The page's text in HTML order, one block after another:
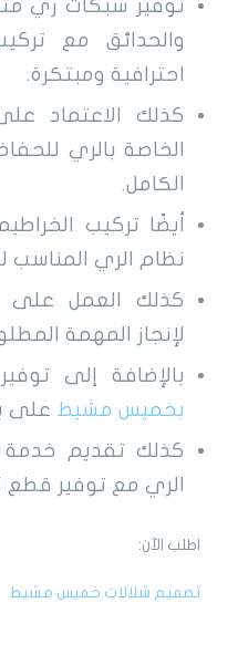
توفير شبكات ري
والحدائق مع
احترافية ومبتكرة.
كذلك الاعتماد
الخاصة بالري
الكامل.
أيضًا تركيب
نظام الري المناسب
كذلك العمل على
لإنجاز المهمة
بالإضافة إلى
بخميس مشيط على
كذلك تقديم خدمة
الري مع توفير قطع
اطلب الآن:
تصميم شلالات خميس مشيط